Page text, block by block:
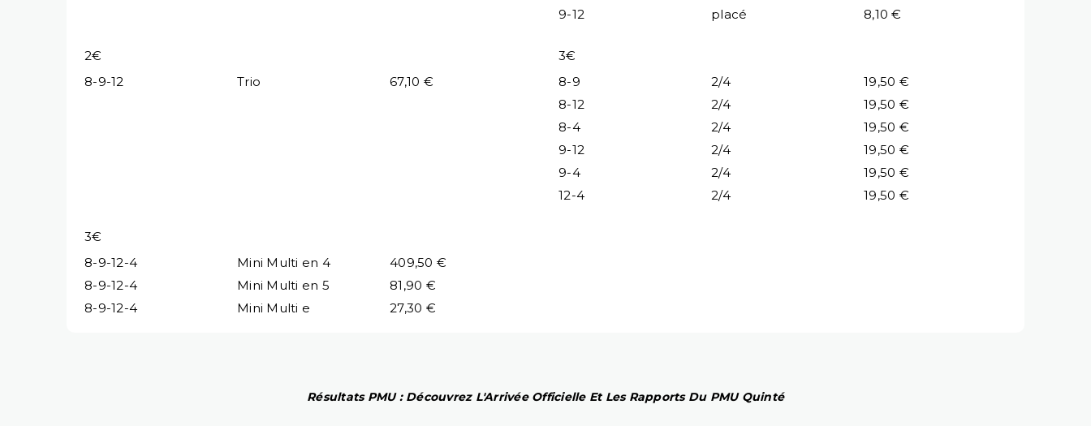
9-12
placé 8,10 €
2€
8-9-12
Trio 67,10 €
3€
8-9
2/4
19,50 €
8-12
2/4
19,50 €
8-4
2/4
19,50 €
9-12
2/4
19,50 €
9-4
2/4
19,50 €
12-4
2/4 19,50 €
3€
8-9-12-4
Mini Multi en 4
409,50 €
8-9-12-4
Mini Multi en 5
81,90 €
8-9-12-4
Mini Multi e 27,30 €
Résultats PMU : Découvrez L'Arrivée Officielle Et Les Rapports Du PMU Quinté